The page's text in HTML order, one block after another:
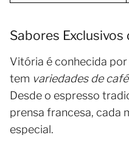
Sabores
Vitória é conhecida por
tem variedades de café
Desde o espresso
prensa francesa, cada
especial.